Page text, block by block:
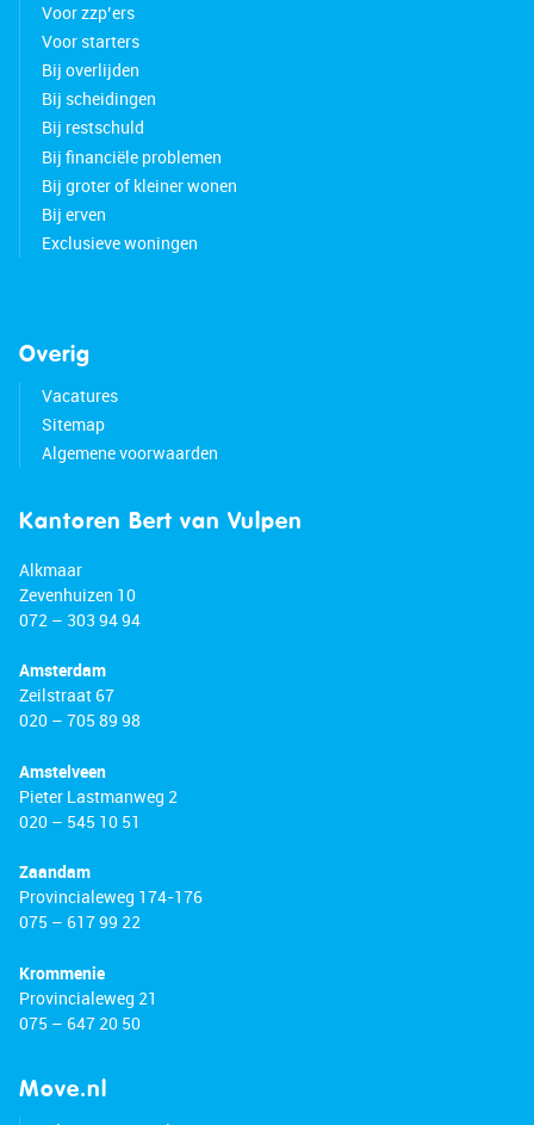
Voor zzp’ers
Voor starters
Bij overlijden
Bij scheidingen
Bij restschuld
Bij financiële problemen
Bij groter of kleiner wonen
Bij erven
Exclusieve woningen
Overig
Vacatures
Sitemap
Algemene voorwaarden
Kantoren Bert van Vulpen
Alkmaar
Zevenhuizen 10
072 – 303 94 94
Amsterdam
Zeilstraat 67
020 – 705 89 98
Amstelveen
Pieter Lastmanweg 2
020 – 545 10 51
Zaandam
Provincialeweg 174-176
075 – 617 99 22
Krommenie
Provincialeweg 21
075 – 647 20 50
Move.nl